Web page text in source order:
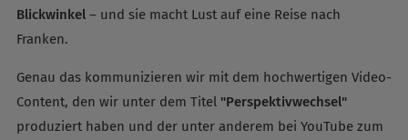
Blickwinkel – und sie macht Lust auf eine Reise nach
Franken.
Genau das kommunizieren wir mit dem hochwertigen Video-
Content, den wir unter dem Titel "Perspektivwechsel"
produziert haben und der unter anderem bei YouTube zum